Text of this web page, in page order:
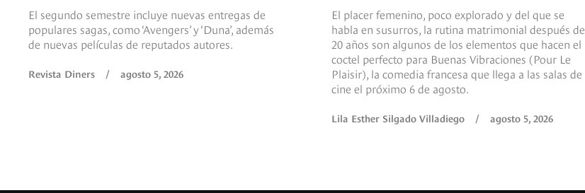
El segundo semestre incluye nuevas entregas de
populares sagas, como ‘Avengers’ y ‘Duna’, además
de nuevas películas de reputados autores.
Revista Diners / agosto 5, 2026
El placer femenino, poco explorado y del que se
habla en susurros, la rutina matrimonial después de
20 años son algunos de los elementos que hacen el
coctel perfecto para Buenas Vibraciones (Pour Le
Plaisir), la comedia francesa que llega a las salas de
cine el próximo 6 de agosto.
Lila Esther Silgado Villadiego / agosto 5, 2026